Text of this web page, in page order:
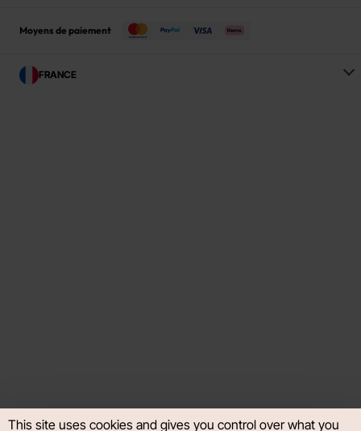
Moyens de paiement
FRANCE
This site uses cookies and gives you control over what you